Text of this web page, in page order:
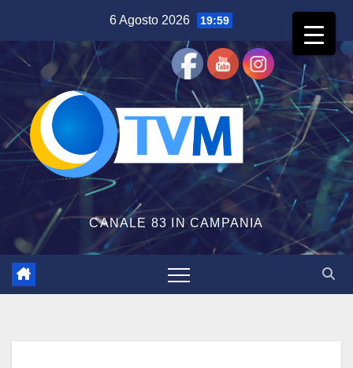
contenuto
6 Agosto 2026 19:59
CANALE 83 IN CAMPANIA